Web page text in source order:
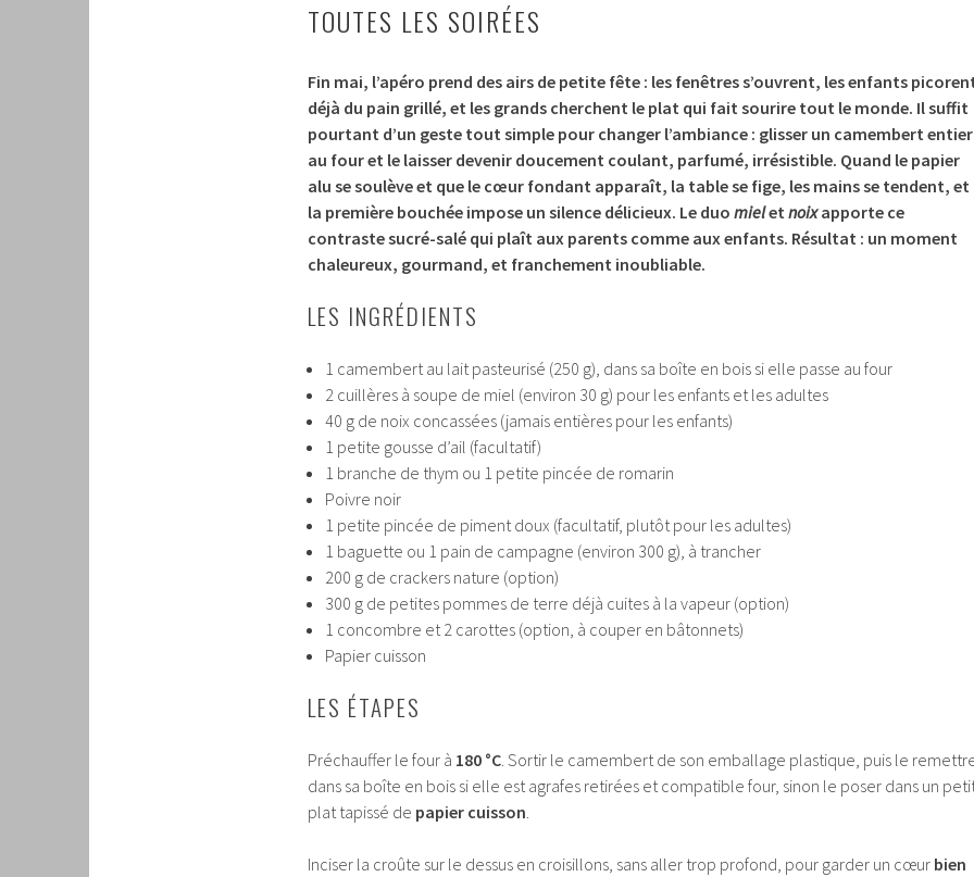
TOUTES LES SOIRÉES
Fin mai, l’apéro prend des airs de petite fête : les fenêtres s’ouvrent, les enfants
déjà du pain grillé, et les grands cherchent le plat qui fait sourire tout le monde. Il suffit
pourtant d’un geste tout simple pour changer l’ambiance : glisser un camembert entier
au four et le laisser devenir doucement coulant, parfumé, irrésistible. Quand le papier
alu se soulève et que le cœur fondant apparaît, la table se fige, les mains se tendent, et
la première bouchée impose un silence délicieux. Le duo mielet noixapporte ce
contraste sucré-salé qui plaît aux parents comme aux enfants. Résultat : un moment
chaleureux, gourmand, et franchement inoubliable.
LES INGRÉDIENTS
1 camembert au lait pasteurisé (250 g), dans sa boîte en bois si elle passe au four
2 cuillères à soupe de miel (environ 30 g) pour les enfants et les adultes
40 g de noix concassées (jamais entières pour les enfants)
1 petite gousse d’ail (facultatif)
1 branche de thym ou 1 petite pincée de romarin
Poivre noir
1 petite pincée de piment doux (facultatif, plutôt pour les adultes)
1 baguette ou 1 pain de campagne (environ 300 g), à trancher
200 g de crackers nature (option)
300 g de petites pommes de terre déjà cuites à la vapeur (option)
1 concombre et 2 carottes (option, à couper en bâtonnets)
Papier cuisson
LES ÉTAPES
Préchauffer le four à 180 °C. Sortir le camembert de son emballage plastique, puis le
dans sa boîte en bois si elle est agrafes retirées et compatible four, sinon le poser dans un
plat tapissé de papier cuisson.
Inciser la croûte sur le dessus en croisillons, sans aller trop profond, pour garder un cœur bien